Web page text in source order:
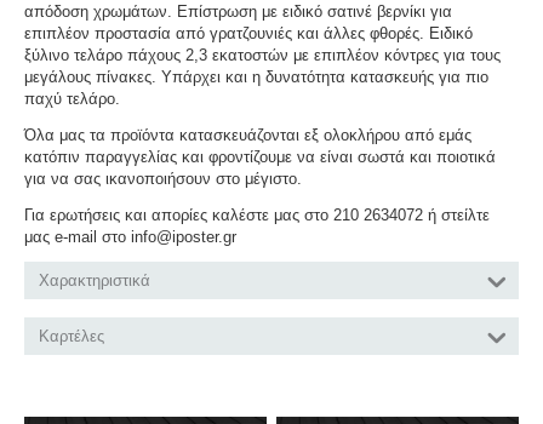
απόδοση χρωμάτων. Επίστρωση με ειδικό σατινέ βερνίκι για
επιπλέον προστασία από γρατζουνιές και άλλες φθορές. Ειδικό
ξύλινο τελάρο πάχους 2,3 εκατοστών με επιπλέον κόντρες για τους
μεγάλους πίνακες. Υπάρχει και η δυνατότητα κατασκευής για πιο
παχύ τελάρο.
Όλα μας τα προϊόντα κατασκευάζονται εξ ολοκλήρου από εμάς
κατόπιν παραγγελίας και φροντίζουμε να είναι σωστά και ποιοτικά
για να σας ικανοποιήσουν στο μέγιστο.
Για ερωτήσεις και απορίες καλέστε μας στο 210 2634072 ή στείλτε
μας e-mail στο info@iposter.gr
Χαρακτηριστικά
Καρτέλες